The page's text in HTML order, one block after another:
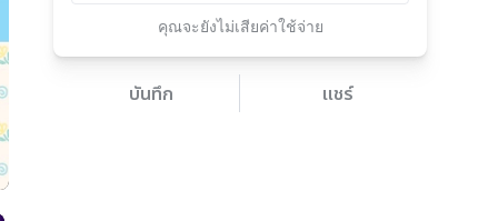
คุณจะยังไม่เสียค่าใช้จ่าย
บันทึก แชร์